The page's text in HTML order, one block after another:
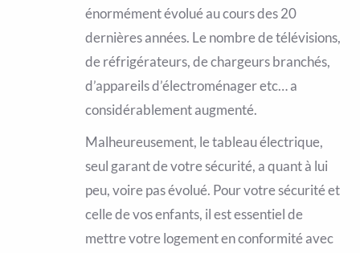
énormément évolué au cours des 20
dernières années. Le nombre de télévisions,
de réfrigérateurs, de chargeurs branchés,
d’appareils d’électroménager etc… a
considérablement augmenté.
Malheureusement, le tableau électrique,
seul garant de votre sécurité, a quant à lui
peu, voire pas évolué. Pour votre sécurité et
celle de vos enfants, il est essentiel de
mettre votre logement en conformité avec